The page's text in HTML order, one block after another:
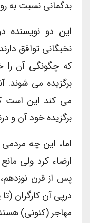
بدگمانی نسبت به
این دو نویسنده
نخبگانی توافق
که چگونگی آن را
برگزیده می شوند.
می کند این است
برگزیده خود آن و
اما، این چه مردمی
ارضاء کرد ولی
پس از قرن نوزدهم،
مهاجر (کنونی)